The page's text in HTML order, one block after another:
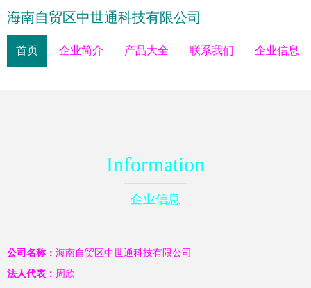
海南自贸区中世通科技有限公司
首页 企业简介 产品大全 联系我们 企业信息
Information
企业信息
公司名称： 海南自贸区中世通科技有限公司
法人代表： 周欣